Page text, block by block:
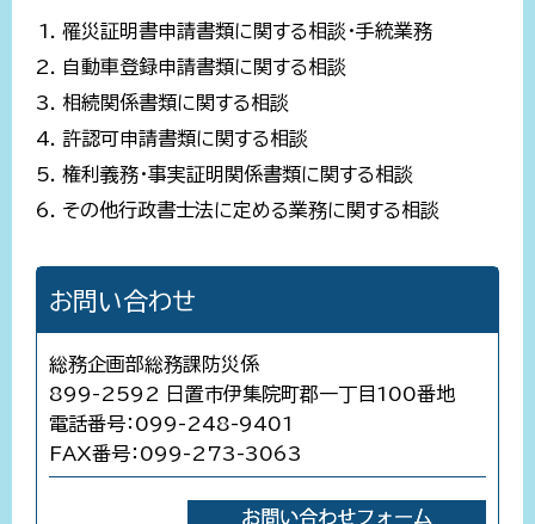
罹災証明書申請書類に関する相談・手統業務
自動車登録申請書類に関する相談
相続関係書類に関する相談
許認可申請書類に関する相談
権利義務・事実証明関係書類に関する相談
その他行政書士法に定める業務に関する相談
お問い合わせ
総務企画部総務課防災係
899-2592 日置市伊集院町郡一丁目100番地
電話番号：099-248-9401
FAX番号：099-273-3063